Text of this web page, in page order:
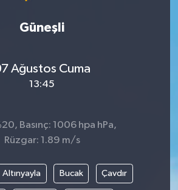
Güneşli
Ağustos Cuma
13:45
Basınç: 1006 hpa hPa,
Rüzgar: 1.89 m/s
Altınyayla Bucak Çavdır